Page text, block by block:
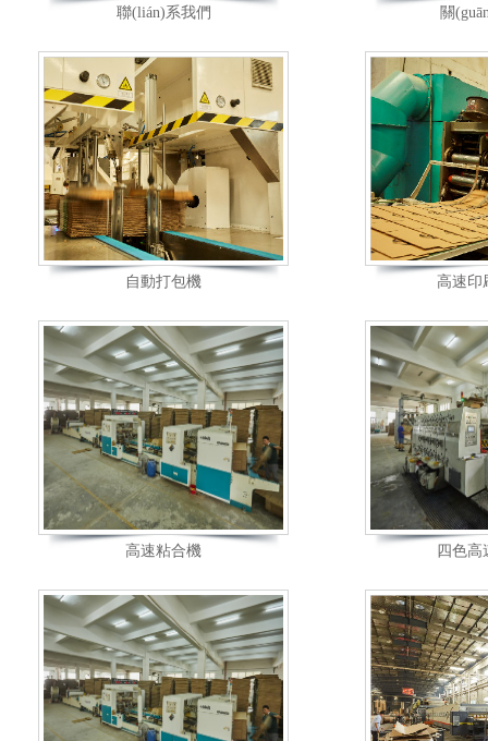
聯(lián)系我們 關
自動打包機 高速印
高速粘合機 四色高